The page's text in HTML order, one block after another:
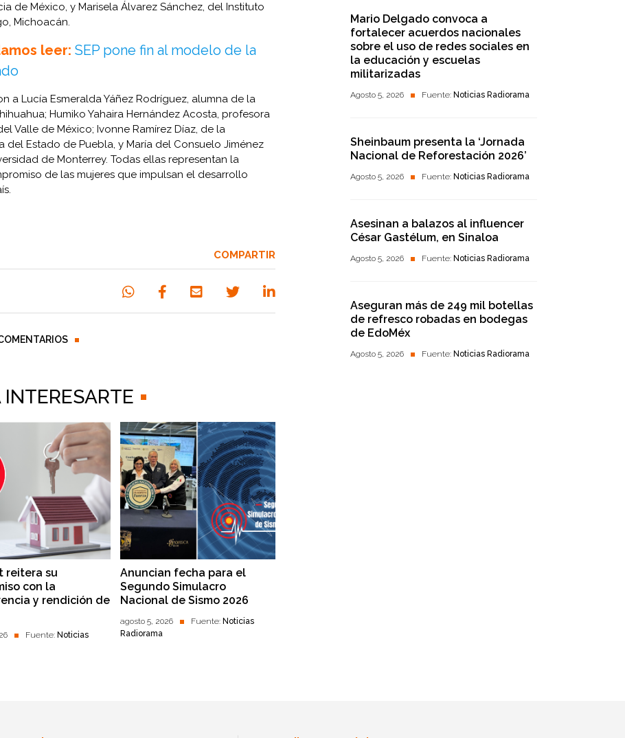
de México, y Marisela Álvarez Sánchez, del Instituto
Michoacán.
leer: SEP pone fin al modelo de la
a Lucía Esmeralda Yáñez Rodríguez, alumna de la
Humiko Yahaira Hernández Acosta, profesora
Valle de México; Ivonne Ramírez Díaz, de la
del Estado de Puebla, y María del Consuelo Jiménez
de Monterrey. Todas ellas representan la
de las mujeres que impulsan el desarrollo
COMPARTIR
INTERESARTE
reitera su
con la
y rendición de
Fuente: Noticias
Anuncian fecha para el
Segundo Simulacro
Nacional de Sismo 2026
agosto 5, 2026 Fuente: Noticias
Radiorama
Mario Delgado convoca a
fortalecer acuerdos nacionales
sobre el uso de redes sociales en
la educación y escuelas
militarizadas
Agosto 5, 2026 Fuente: Noticias Radiorama
Sheinbaum presenta la ‘Jornada
Nacional de Reforestación 2026’
Agosto 5, 2026 Fuente: Noticias Radiorama
Asesinan a balazos al influencer
César Gastélum, en Sinaloa
Agosto 5, 2026 Fuente: Noticias Radiorama
Aseguran más de 249 mil botellas
de refresco robadas en bodegas
de EdoMéx
Agosto 5, 2026 Fuente: Noticias Radiorama